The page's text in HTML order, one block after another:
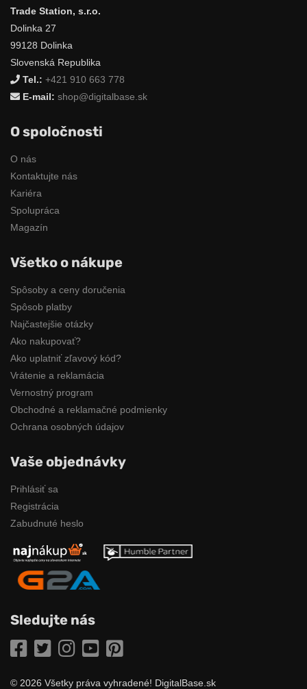
Trade Station, s.r.o.
Dolinka 27
99128 Dolinka
Slovenská Republika
Tel.: +421 910 663 778
E-mail: shop@digitalbase.sk
O spoločnosti
O nás
Kontaktujte nás
Kariéra
Spolupráca
Magazín
Všetko o nákupe
Spôsoby a ceny doručenia
Spôsob platby
Najčastejšie otázky
Ako nakupovať?
Ako uplatniť zľavový kód?
Vrátenie a reklamácia
Vernostný program
Obchodné a reklamačné podmienky
Ochrana osobných údajov
Vaše objednávky
Prihlásiť sa
Registrácia
Zabudnuté heslo
Sledujte nás
Facebook
TwitterInstagramYouTube
© 2026 Všetky práva vyhradené! DigitalBase.sk